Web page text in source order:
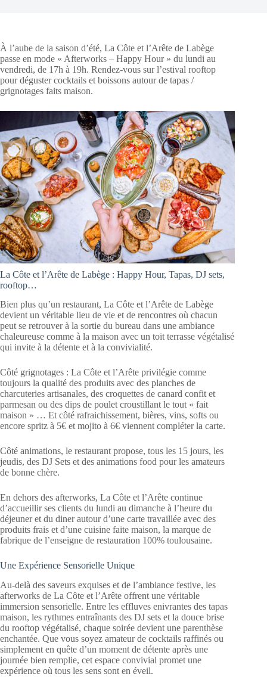
À l’aube de la saison d’été, La Côte et l’Arête de Labège
passe en mode « Afterworks – Happy Hour » du lundi au
vendredi, de 17h à 19h. Rendez-vous sur l’estival rooftop
pour déguster cocktails et boissons autour de tapas /
grignotages faits maison.
La Côte et l’Arête de Labège : Happy Hour, Tapas, DJ sets,
rooftop…
Bien plus qu’un restaurant, La Côte et l’Arête de Labège
devient un véritable lieu de vie et de rencontres où chacun
peut se retrouver à la sortie du bureau dans une ambiance
chaleureuse comme à la maison avec un toit terrasse végétalisé
qui invite à la détente et à la convivialité.
Côté grignotages : La Côte et l’Arête privilégie comme
toujours la qualité des produits avec des planches de
charcuteries artisanales, des croquettes de canard confit et
parmesan ou des dips de poulet croustillant le tout « fait
maison » … Et côté rafraichissement, bières, vins, softs ou
encore spritz à 5€ et mojito à 6€ viennent compléter la carte.
Côté animations, le restaurant propose, tous les 15 jours, les
jeudis, des DJ Sets et des animations food pour les amateurs
de bonne chère.
En dehors des afterworks, La Côte et l’Arête continue
d’accueillir ses clients du lundi au dimanche à l’heure du
déjeuner et du diner autour d’une carte travaillée avec des
produits frais et d’une cuisine faite maison, la marque de
fabrique de l’enseigne de restauration 100% toulousaine.
Une Expérience Sensorielle Unique
Au-delà des saveurs exquises et de l’ambiance festive, les
afterworks de La Côte et l’Arête offrent une véritable
immersion sensorielle. Entre les effluves enivrantes des tapas
maison, les rythmes entraînants des DJ sets et la douce brise
du rooftop végétalisé, chaque soirée devient une parenthèse
enchantée. Que vous soyez amateur de cocktails raffinés ou
simplement en quête d’un moment de détente après une
journée bien remplie, cet espace convivial promet une
expérience où tous les sens sont en éveil.